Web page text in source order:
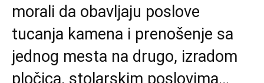
morali da obavljaju poslove
tucanja kamena i prenošenje sa
jednog mesta na drugo, izradom
pločica, stolarskim poslovima…